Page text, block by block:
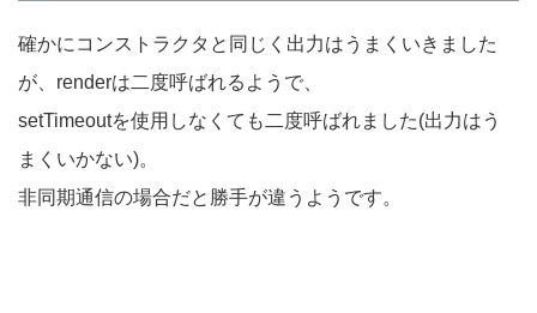
確かにコンストラクタと同じく出力はうまくいきました
が、renderは二度呼ばれるようで、
setTimeoutを使用しなくても二度呼ばれました(出力はう
まくいかない)。
非同期通信の場合だと勝手が違うようです。